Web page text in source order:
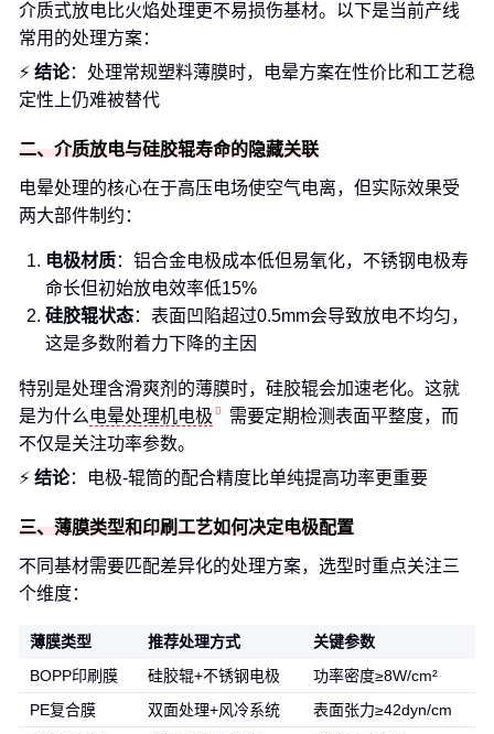
介质式放电比火焰处理更不易损伤基材。以下是当前产线
常用的处理方案：
⚡ 结论：处理常规塑料薄膜时，电晕方案在性价比和工艺稳
定性上仍难被替代
二、介质放电与硅胶辊寿命的隐藏关联
电晕处理的核心在于高压电场使空气电离，但实际效果受
两大部件制约：
电极材质：铝合金电极成本低但易氧化，不锈钢电极寿
命长但初始放电效率低15%
硅胶辊状态：表面凹陷超过0.5mm会导致放电不均匀，
这是多数附着力下降的主因
特别是处理含滑爽剂的薄膜时，硅胶辊会加速老化。这就
是为什么电晕处理机电极
需要定期检测表面平整度，而
不仅是关注功率参数。
⚡ 结论：电极-辊筒的配合精度比单纯提高功率更重要
三、薄膜类型和印刷工艺如何决定电极配置
不同基材需要匹配差异化的处理方案，选型时重点关注三
个维度：
薄膜类型 推荐处理方式
关键参数
BOPP印刷膜
硅胶辊+不锈钢电极
功率密度≥8W/cm²
PE复合膜
双面处理+风冷系统
表面张力≥42dyn/cm